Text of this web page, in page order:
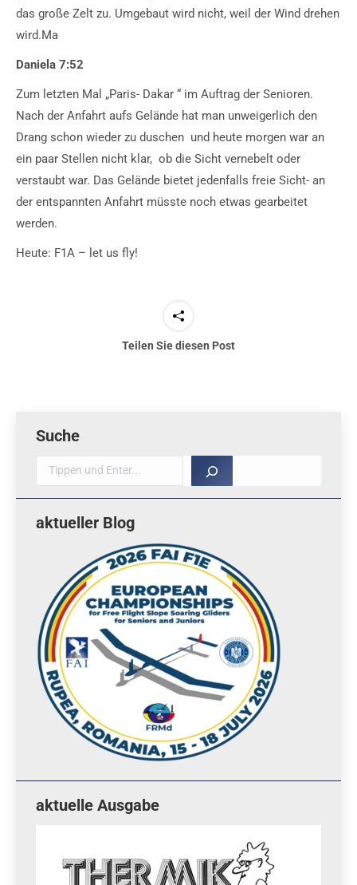
das große Zelt zu. Umgebaut wird nicht, weil der Wind drehen
wird.Ma
Daniela 7:52
Zum letzten Mal „Paris- Dakar “ im Auftrag der Senioren.
Nach der Anfahrt aufs Gelände hat man unweigerlich den
Drang schon wieder zu duschen und heute morgen war an
ein paar Stellen nicht klar, ob die Sicht vernebelt oder
verstaubt war. Das Gelände bietet jedenfalls freie Sicht- an
der entspannten Anfahrt müsste noch etwas gearbeitet
werden.
Heute: F1A – let us fly!
Teilen Sie diesen Post
Suche
Suche
aktueller Blog
aktuelle Ausgabe